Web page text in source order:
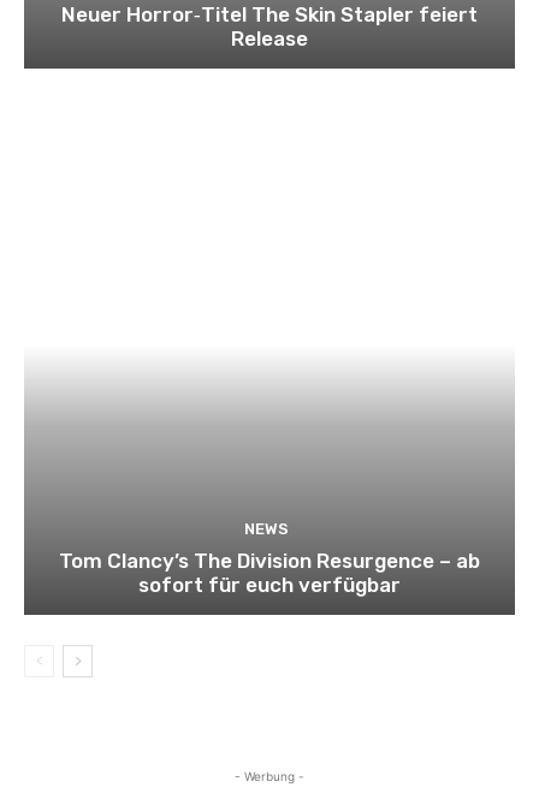
Neuer Horror‑Titel The Skin Stapler feiert
Release
NEWS
Tom Clancy’s The Division Resurgence – ab
sofort für euch verfügbar
- Werbung -